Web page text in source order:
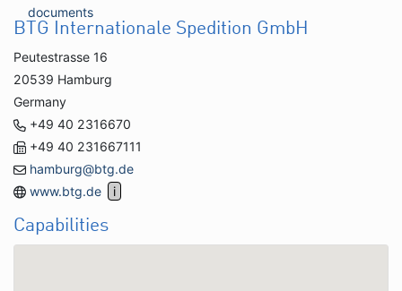
documents
BTG Internationale Spedition GmbH
Peutestrasse 16
20539 Hamburg
Germany
+49 40 2316670
+49 40 231667111
hamburg@btg.de
www.btg.de
Capabilities